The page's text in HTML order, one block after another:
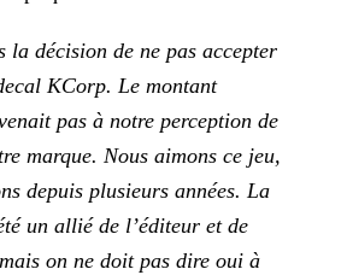
la décision de ne pas accepter
KCorp. Le montant
pas à notre perception de
marque. Nous aimons ce jeu,
depuis plusieurs années. La
un allié de l’éditeur et de
on ne doit pas dire oui à